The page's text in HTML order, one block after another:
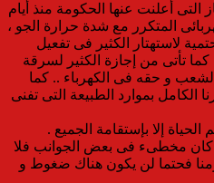
أعلنت عنها الحكومة منذ أيام
المتكرر مع شدة حرارة الجو ،
لاستهتار الكثير فى تفعيل
تأتى من إجازة الكثير لسرقة
الشعب و حقه فى الكهرباء .. كما
الكامل بموارد الطبيعة التى تفنى
إلا بإستقامة الجميع .
مخطىء فى بعض الجوانب فلا
فحتما لن يكون هناك ضغوط و